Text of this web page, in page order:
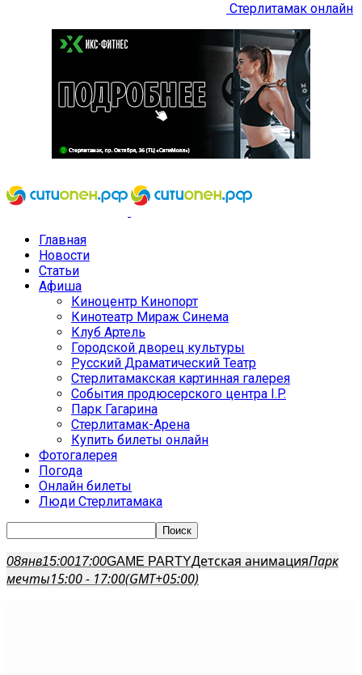
Стерлитамак онлайн
Главная
Новости
Статьи
Афиша
Киноцентр Кинопорт
Кинотеатр Мираж Синема
Клуб Артель
Городской дворец культуры
Русский Драматический Театр
Стерлитамакская картинная галерея
События продюсерского центра I.P.
Парк Гагарина
Стерлитамак-Арена
Купить билеты онлайн
Фотогалерея
Погода
Онлайн билеты
Люди Стерлитамака
08янв15:0017:00GAME PARTYДетская анимацияПарк
мечты15:00 - 17:00(GMT+05:00)